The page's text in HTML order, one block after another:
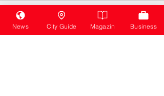
News City Guide Magazin Business